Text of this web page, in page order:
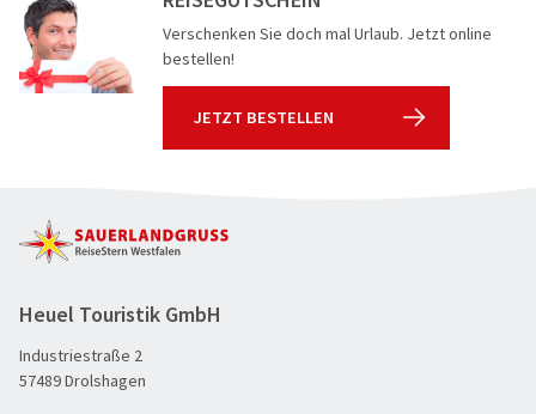
Verschenken Sie doch mal Urlaub. Jetzt online
bestellen!
JETZT BESTELLEN
Heuel Touristik GmbH
Industriestraße 2
57489 Drolshagen